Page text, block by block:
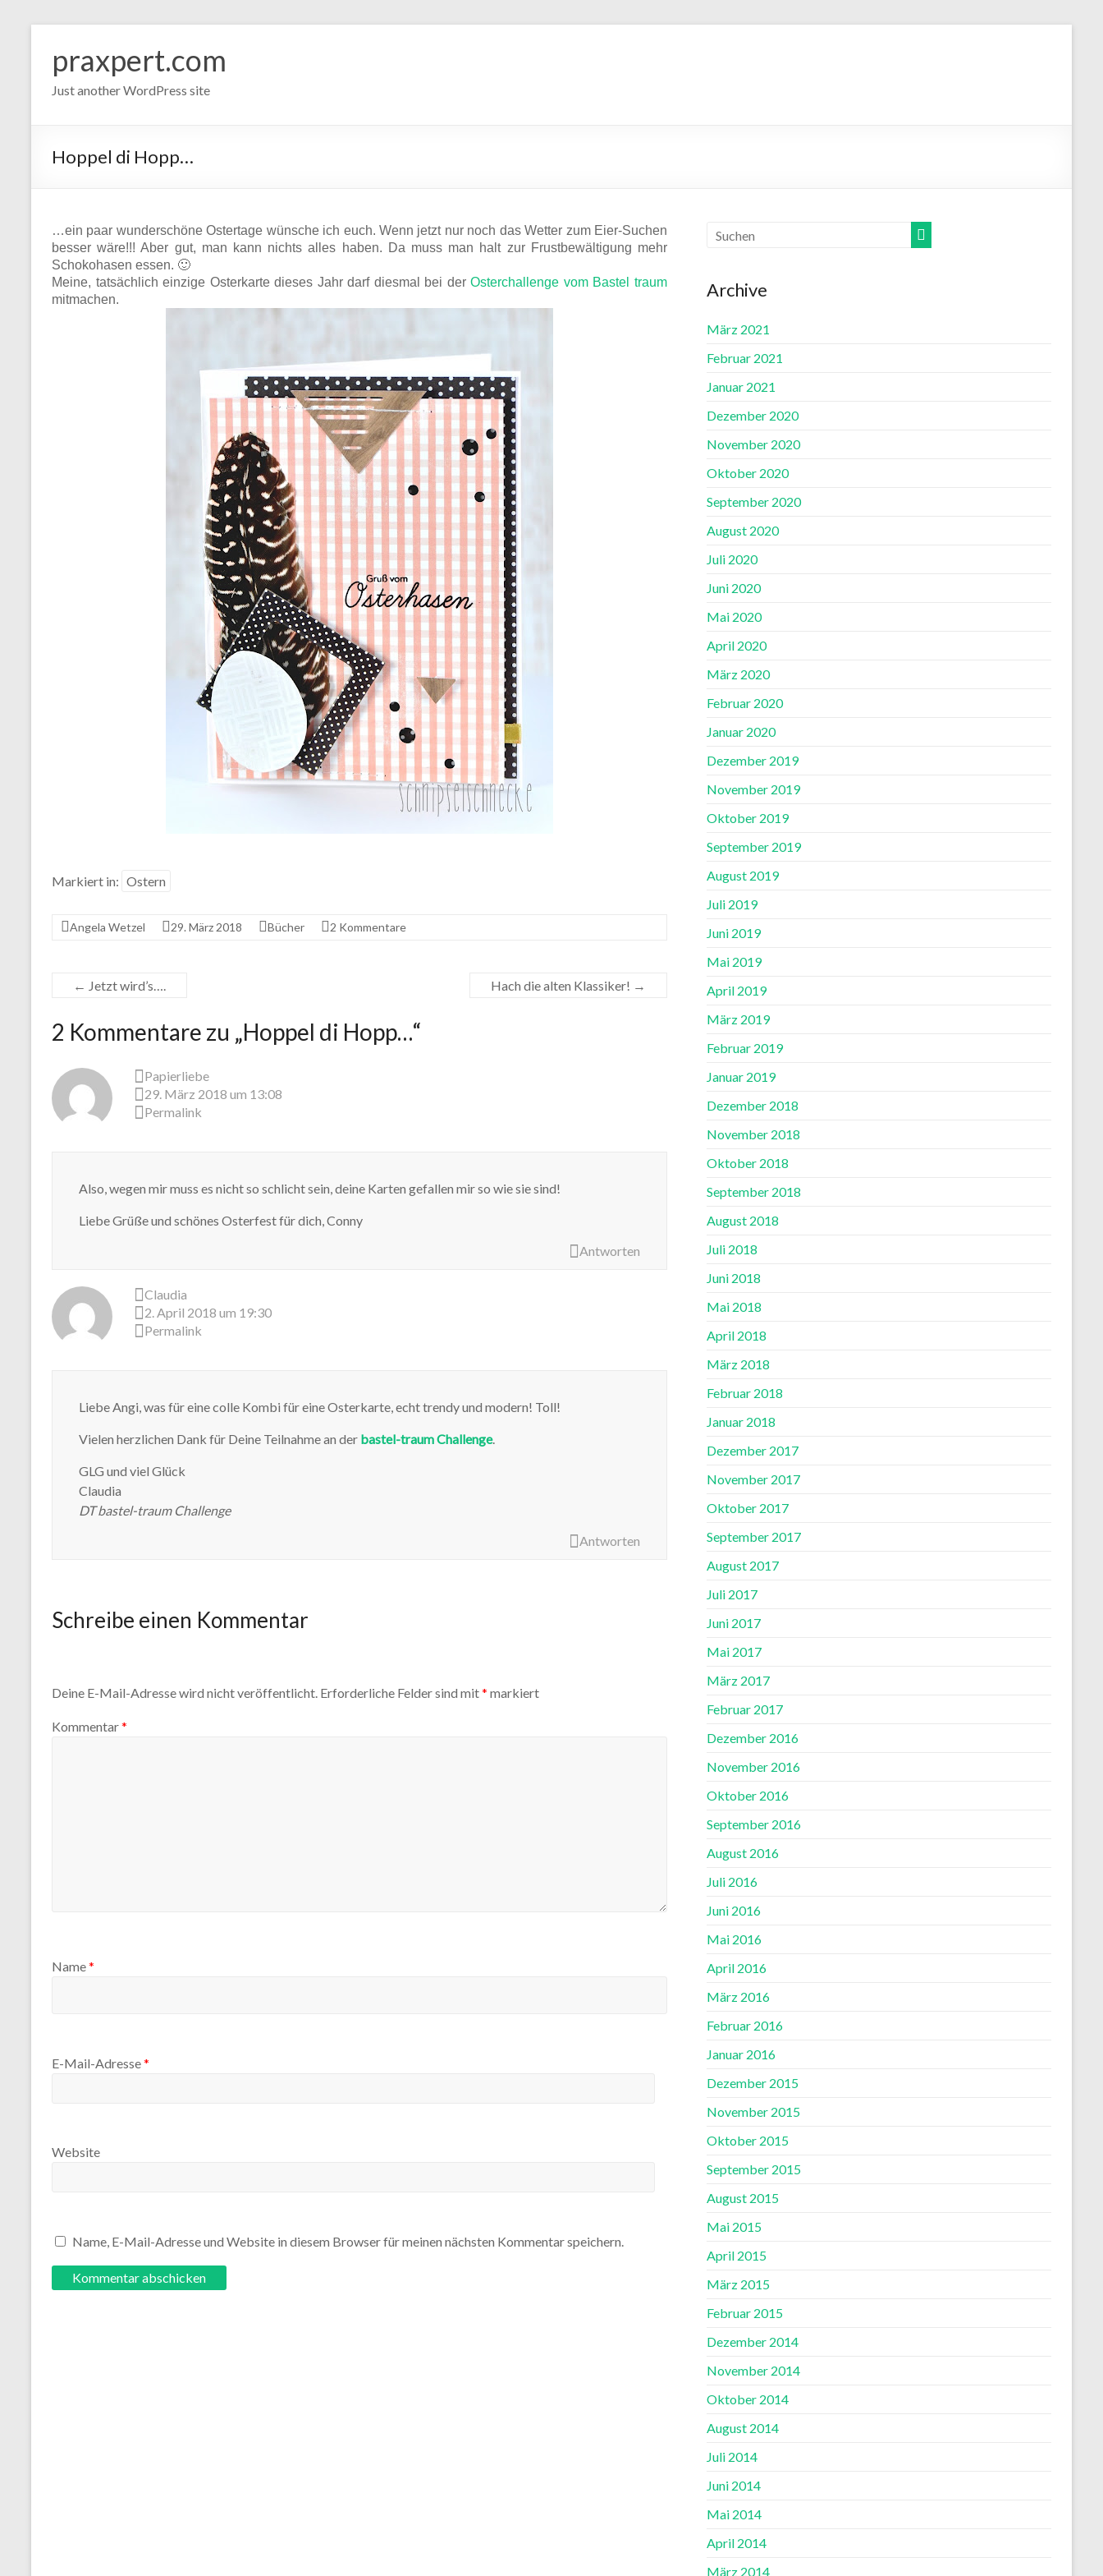
springen
praxpert.com
Just another WordPress site
Hoppel di Hopp…
…ein paar wunderschöne Ostertage wünsche ich euch. Wenn jetzt nur noch das Wetter zum Eier-Suchen
besser wäre!!! Aber gut, man kann nichts alles haben. Da muss man halt zur Frustbewältigung mehr
Schokohasen essen. 🙂
Meine, tatsächlich einzige Osterkarte dieses Jahr darf diesmal bei derOsterchallenge vom Bastel traum
mitmachen.
Markiert in: Ostern
Angela Wetzel 29. März 2018 Bücher 2 Kommentare
← Jetzt wird’s…. Hach die alten Klassiker! →
2 Kommentare zu „Hoppel di Hopp…“
Papierliebe
29. März 2018 um 13:08
Permalink
Also, wegen mir muss es nicht so schlicht sein, deine Karten gefallen mir so wie sie sind!
Liebe Grüße und schönes Osterfest für dich, Conny
Antworten
Claudia
2. April 2018 um 19:30
Permalink
Liebe Angi, was für eine colle Kombi für eine Osterkarte, echt trendy und modern! Toll!
Vielen herzlichen Dank für Deine Teilnahme an der bastel-traum Challenge.
GLG und viel Glück
Claudia
DT bastel-traum Challenge
Antworten
Schreibe einen Kommentar
Deine E-Mail-Adresse wird nicht veröffentlicht. Erforderliche Felder sind mit* markiert
Kommentar*
Name*
E-Mail-Adresse*
Website
Name, E-Mail-Adresse und Website in diesem Browser für meinen nächsten Kommentar speichern.
Archive
März 2021
Februar 2021
Januar 2021
Dezember 2020
November 2020
Oktober 2020
September 2020
August 2020
Juli 2020
Juni 2020
Mai 2020
April 2020
März 2020
Februar 2020
Januar 2020
Dezember 2019
November 2019
Oktober 2019
September 2019
August 2019
Juli 2019
Juni 2019
Mai 2019
April 2019
März 2019
Februar 2019
Januar 2019
Dezember 2018
November 2018
Oktober 2018
September 2018
August 2018
Juli 2018
Juni 2018
Mai 2018
April 2018
März 2018
Februar 2018
Januar 2018
Dezember 2017
November 2017
Oktober 2017
September 2017
August 2017
Juli 2017
Juni 2017
Mai 2017
März 2017
Februar 2017
Dezember 2016
November 2016
Oktober 2016
September 2016
August 2016
Juli 2016
Juni 2016
Mai 2016
April 2016
März 2016
Februar 2016
Januar 2016
Dezember 2015
November 2015
Oktober 2015
September 2015
August 2015
Mai 2015
April 2015
März 2015
Februar 2015
Dezember 2014
November 2014
Oktober 2014
August 2014
Juli 2014
Juni 2014
Mai 2014
April 2014
März 2014